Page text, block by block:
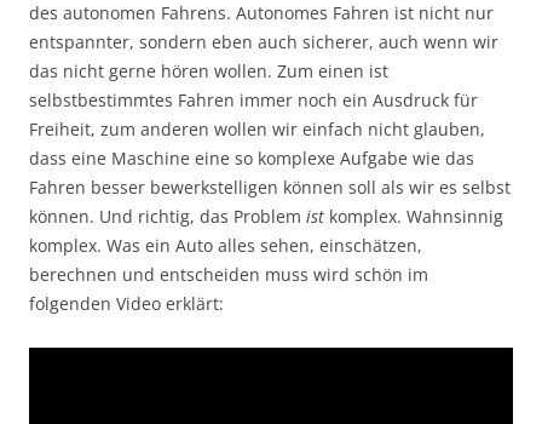
des autonomen Fahrens. Autonomes Fahren ist nicht nur
entspannter, sondern eben auch sicherer, auch wenn wir
das nicht gerne hören wollen. Zum einen ist
selbstbestimmtes Fahren immer noch ein Ausdruck für
Freiheit, zum anderen wollen wir einfach nicht glauben,
dass eine Maschine eine so komplexe Aufgabe wie das
Fahren besser bewerkstelligen können soll als wir es selbst
können. Und richtig, das Problem ist komplex. Wahnsinnig
komplex. Was ein Auto alles sehen, einschätzen,
berechnen und entscheiden muss wird schön im
folgenden Video erklärt: